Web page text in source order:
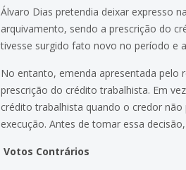
Álvaro Dias pretendia deixar expresso
arquivamento, sendo a prescrição do
tivesse surgido fato novo no período e
No entanto, emenda apresentada pelo
prescrição do crédito trabalhista. Em
crédito trabalhista quando o credor
execução. Antes de tomar essa
Votos Contrários